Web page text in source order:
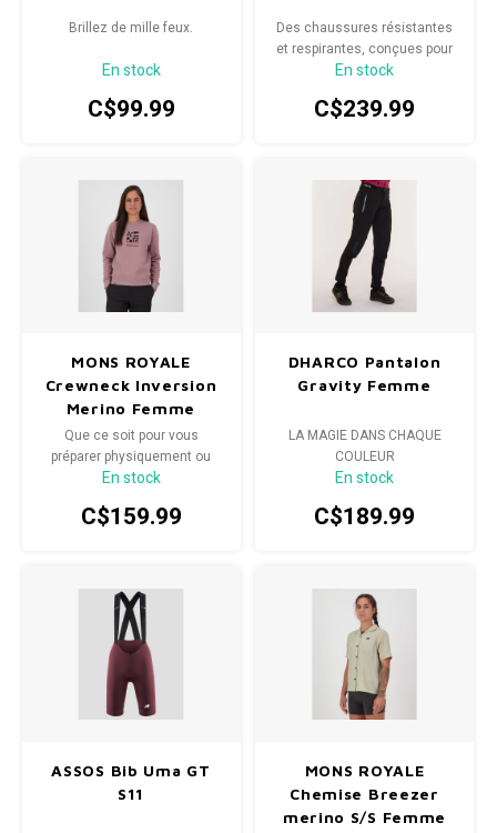
Brillez de mille feux.
En stock
C$99.99
Des chaussures résistantes
et respirantes, conçues pour
les aventures sur gravier et
En stock
C$239.99
MONS ROYALE
Crewneck Inversion
Merino Femme
Que ce soit pour vous
préparer physiquement ou
pour vous détendre, optez
En stock
C$159.99
DHARCO Pantalon
Gravity Femme
LA MAGIE DANS CHAQUE
COULEUR
En stock
C$189.99
ASSOS Bib Uma GT
S11
MONS ROYALE
Chemise Breezer
merino S/S Femme